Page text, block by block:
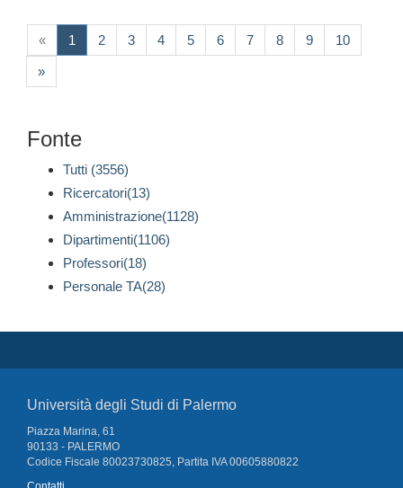
« 1 (current)
2 3 4 5 6 7 8 9 10
»
Fonte
Tutti (3556)
Ricercatori(13)
Amministrazione(1128)
Dipartimenti(1106)
Professori(18)
Personale TA(28)
Università degli Studi di Palermo
Piazza Marina, 61
90133 - PALERMO
Codice Fiscale 80023730825, Partita IVA 00605880822